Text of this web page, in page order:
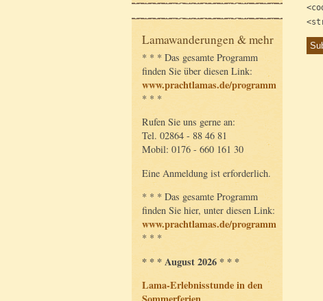
Lamawanderungen & mehr
* * * Das gesamte Programm
finden Sie über diesen Link:
www.prachtlamas.de/programm
* * *
Rufen Sie uns gerne an:
Tel. 02864 - 88 46 81
Mobil: 0176 - 660 161 30
Eine Anmeldung ist erforderlich.
* * * Das gesamte Programm
finden Sie hier, unter diesen Link:
www.prachtlamas.de/programm
* * *
* * * August 2026 * * *
Lama-Erlebnisstunde in den